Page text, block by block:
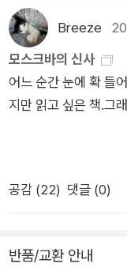
점 친하게 지내, 이 작
가간다. 폭풍우가 거센
‘나’는 비틀거리며 복
찰나, 슈트를 입고 완
베첸토에 이끌려 예의
쇠를 풀고 만다. 이어
파도가 닥쳐 배가 기
랜드피아노를 지휘하
무언의 명령에 따라
이신 선생님이 오후
다. 나를 기억하고 진
워요. 오후에 갈 때
면 열두시라도 비바
토와 고추는 밭에 드러누워 버렸네. 어
고전적인 느낌이 물
떴다. 히가시노 게이
싶은거지 뭐. 이건 읽어볼까, 싶은 책. 그리고 이 중에 뭘 읽
Breeze
모스크바의 신사
어느 순간 눈에 확 들
지만 읽고 싶은 책.그
공감 (22) 댓글 (0)
반품/교환 안내